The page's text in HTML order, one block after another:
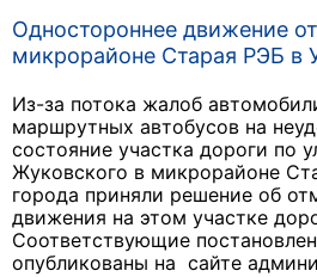
Одностороннее движение
микрорайоне Старая РЭБ в
Из-за потока жалоб
маршрутных автобусов на
состояние участка дороги по
Жуковского в микрорайоне
города приняли решение об
движения на этом участке
Соответствующие
опубликованы на сайте